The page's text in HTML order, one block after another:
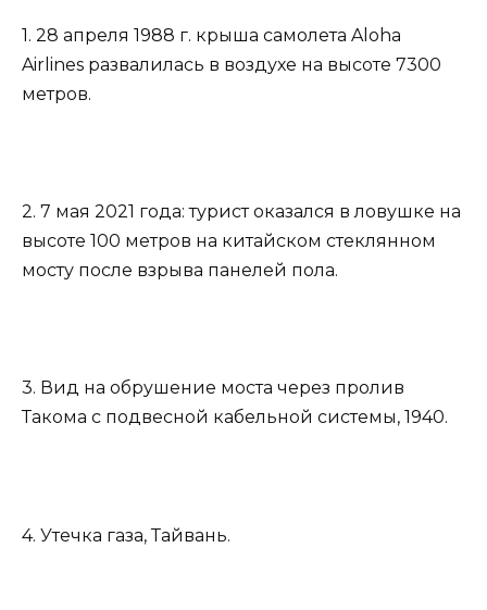
1. 28 апреля 1988 г. крыша самолета Aloha
Airlines развалилась в воздухе на высоте 7300
метров.
2. 7 мая 2021 года: турист оказался в ловушке на
высоте 100 метров на китайском стеклянном
мосту после взрыва панелей пола.
3. Вид на обрушение моста через пролив
Такома с подвесной кабельной системы, 1940.
4. Утечка газа, Тайвань.